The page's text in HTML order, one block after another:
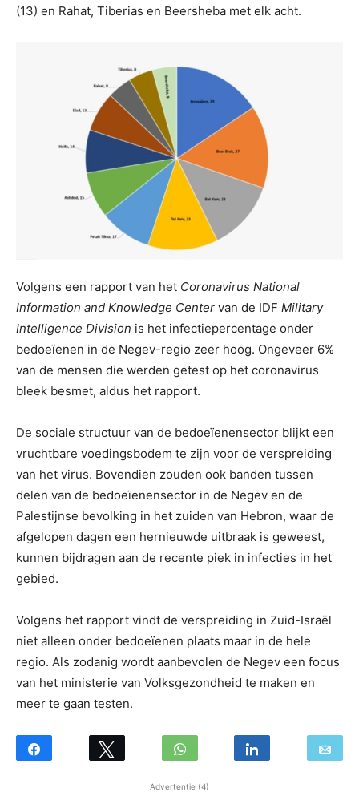
(13) en Rahat, Tiberias en Beersheba met elk acht.
Volgens een rapport van het Coronavirus National
Information and Knowledge Center van de IDF Military
Intelligence Division is het infectiepercentage onder
bedoeïenen in de Negev-regio zeer hoog. Ongeveer 6%
van de mensen die werden getest op het coronavirus
bleek besmet, aldus het rapport.
De sociale structuur van de bedoeïenensector blijkt een
vruchtbare voedingsbodem te zijn voor de verspreiding
van het virus. Bovendien zouden ook banden tussen
delen van de bedoeïenensector in de Negev en de
Palestijnse bevolking in het zuiden van Hebron, waar de
afgelopen dagen een hernieuwde uitbraak is geweest,
kunnen bijdragen aan de recente piek in infecties in het
gebied.
Volgens het rapport vindt de verspreiding in Zuid-Israël
niet alleen onder bedoeïenen plaats maar in de hele
regio. Als zodanig wordt aanbevolen de Negev een focus
van het ministerie van Volksgezondheid te maken en
meer te gaan testen.
Advertentie (4)